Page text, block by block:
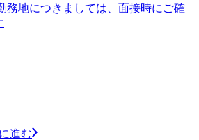
務地につきましては、面接時にご確
進む